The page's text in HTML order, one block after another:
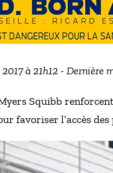
à 21h12 - Dernière
Squibb
favoriser l’accès